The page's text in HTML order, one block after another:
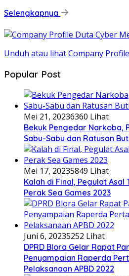
Selengkapnya
Unduh atau lihat Company
Popular Post
Mei 21, 20236360 Lihat
Bekuk Pengedar Narkoba,
Sabu-Sabu dan Ratusan
Mei 17, 20235849 Lihat
Kalah di Final, Pegulat Asal
Perak Sea Games 2023
Juni 6, 20235252 Lihat
DPRD Blora Gelar Rapat
Penyampaian Raperda
Pelaksanaan APBD 2022